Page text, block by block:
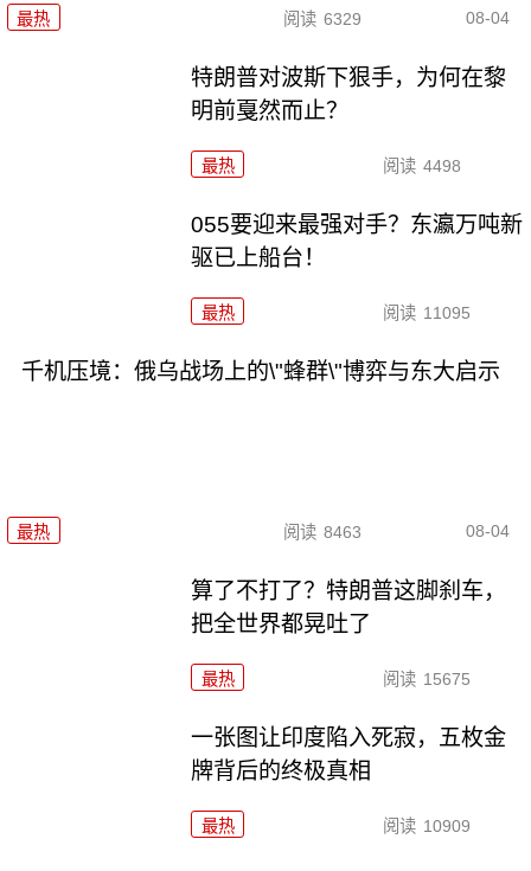
最热 阅读 6329 08-04
特朗普对波斯下狠手，为何在黎
明前戛然而止？
最热 阅读 4498
055要迎来最强对手？东瀛万吨新
驱已上船台！
最热 阅读 11095
千机压境：俄乌战场上的\"蜂群\"博弈与东大启示
最热 阅读 8463 08-04
算了不打了？特朗普这脚刹车，
把全世界都晃吐了
最热 阅读 15675
一张图让印度陷入死寂，五枚金
牌背后的终极真相
最热 阅读 10909